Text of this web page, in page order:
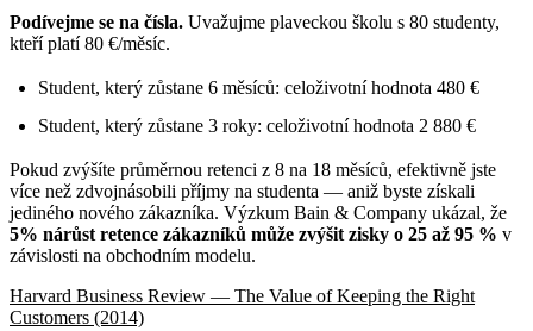
Podívejme se na čísla. Uvažujme plaveckou školu s 80 studenty,
kteří platí 80 €/měsíc.
Student, který zůstane 6 měsíců: celoživotní hodnota 480 €
Student, který zůstane 3 roky: celoživotní hodnota 2 880 €
Pokud zvýšíte průměrnou retenci z 8 na 18 měsíců, efektivně jste
více než zdvojnásobili příjmy na studenta — aniž byste získali
jediného nového zákazníka. Výzkum Bain & Company ukázal, že
5% nárůst retence zákazníků může zvýšit zisky o 25 až 95 % v
závislosti na obchodním modelu.
Harvard Business Review — The Value of Keeping the Right
Customers (2014)